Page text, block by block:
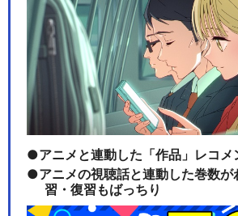
アニメと連動した「作品」レコメ
アニメの視聴話と連動した巻数が
習・復習もばっちり